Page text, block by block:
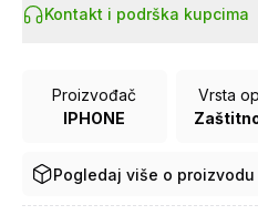
Kontakt i podrška kupcima
Proizvođač
IPHONE
Vrsta
Pogledaj više o proizvodu